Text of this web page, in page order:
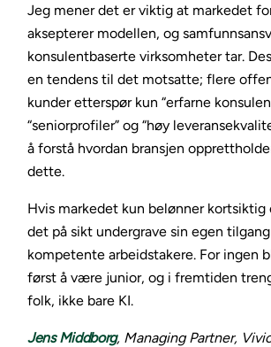
Jeg mener det er viktig at markedet
aksepterer modellen, og
konsulentbaserte virksomheter tar.
en tendens til det motsatte; flere
kunder etterspør kun “erfarne
“seniorprofiler” og “høy
å forstå hvordan bransjen
dette.
Hvis markedet kun belønner
det på sikt undergrave sin egen
kompetente arbeidstakere. For ingen
først å være junior, og i fremtiden
folk, ikke bare KI.
Jens Middborg, Managing Partner,